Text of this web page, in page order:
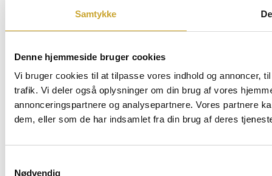
Samtykke
Denne hjemmeside bruger cookies
Vi bruger cookies til at tilpasse vores indhold og annoncer,
trafik. Vi deler også oplysninger om din brug af vores
annonceringspartnere og analysepartnere. Vores partnere
dem, eller som de har indsamlet fra din brug af deres
Nødvendig